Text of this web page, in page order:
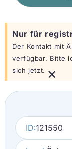
Nur für
Der Kontakt mit
verfügbar. Bitte
sich jetzt. ×
ID:121550